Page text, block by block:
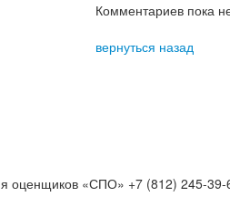
Комментариев пока
вернуться назад
оценщиков «СПО» +7 (812) 245-39-